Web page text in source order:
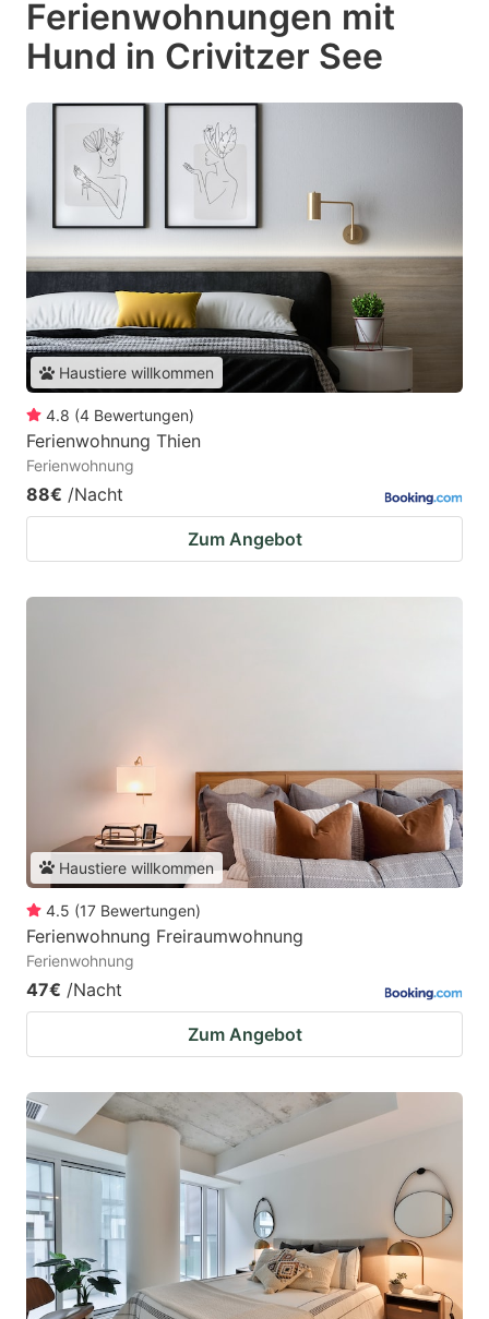
Ferienwohnungen mit
Hund in Crivitzer See
Haustiere willkommen
4.8 (4 Bewertungen)
Ferienwohnung Thien
Ferienwohnung
88€ /Nacht
Zum Angebot
Haustiere willkommen
4.5 (17 Bewertungen)
Ferienwohnung Freiraumwohnung
Ferienwohnung
47€ /Nacht
Zum Angebot